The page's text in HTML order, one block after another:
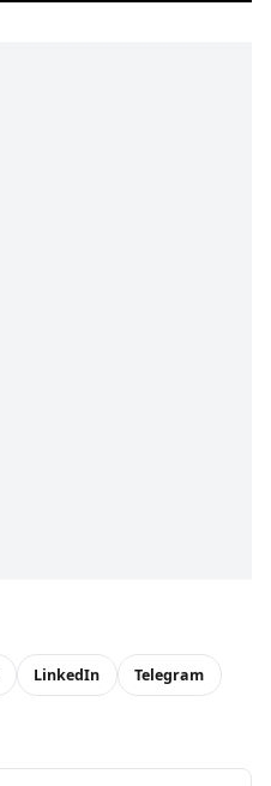
LinkedIn Telegram